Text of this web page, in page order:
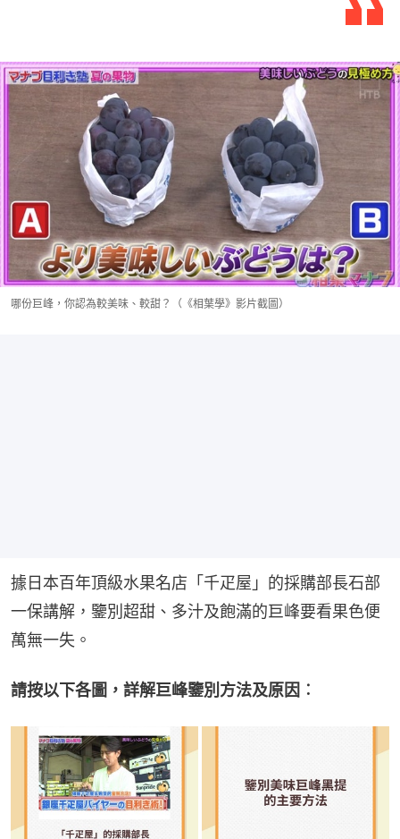
哪份巨峰，你認為較美味、較甜？（《相葉學》影片截圖）
據日本百年頂級水果名店「千疋屋」的採購部長石部
一保講解，鑒別超甜、多汁及飽滿的巨峰要看果色便
萬無一失。
請按以下各圖，詳解巨峰鑒別方法及原因︰